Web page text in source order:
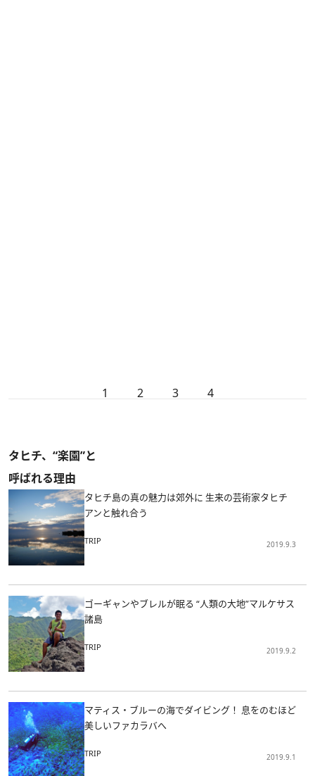
1 2 3 4
タヒチ、“楽園”と
呼ばれる理由
タヒチ島の真の魅力は郊外に 生来の芸術家タヒチ
アンと触れ合う
TRIP 2019.9.3
ゴーギャンやブレルが眠る “人類の大地”マルケサス
諸島
TRIP 2019.9.2
マティス・ブルーの海でダイビング！ 息をのむほど
美しいファカラバへ
TRIP 2019.9.1